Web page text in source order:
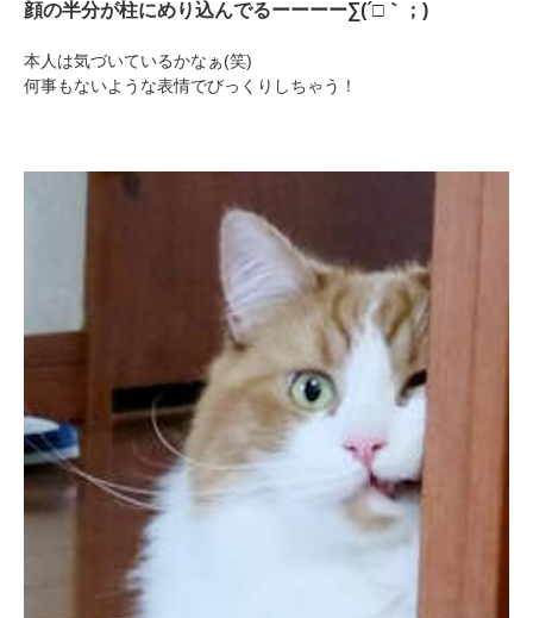
顔の半分が柱にめり込んでるーーーー∑(´□｀；)
本人は気づいているかなぁ(笑)
何事もないような表情でびっくりしちゃう！